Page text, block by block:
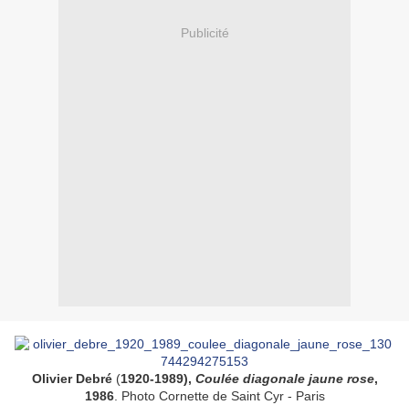
Publicité
Olivier Debré (1920-1989), Coulée diagonale jaune rose,
1986. Photo Cornette de Saint Cyr - Paris